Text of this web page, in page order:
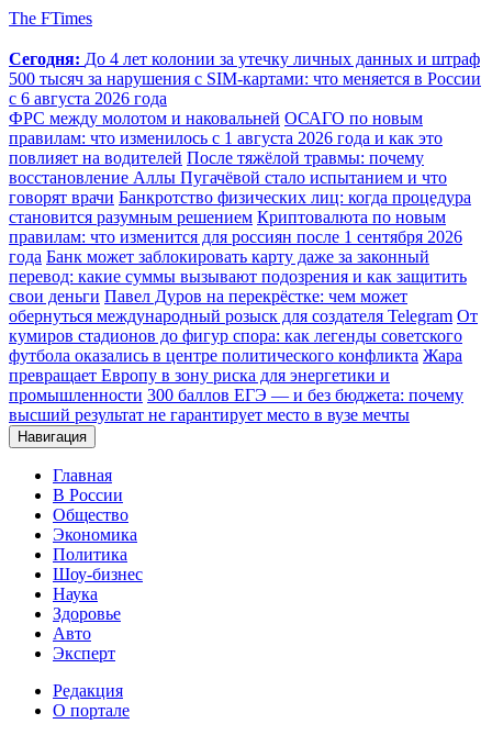
The FTimes
Сегодня: До 4 лет колонии за утечку личных данных и штраф
500 тысяч за нарушения с SIM-картами: что меняется в России
с 6 августа 2026 года
ФРС между молотом и наковальней ОСАГО по новым
правилам: что изменилось с 1 августа 2026 года и как это
повлияет на водителей После тяжёлой травмы: почему
восстановление Аллы Пугачёвой стало испытанием и что
говорят врачи Банкротство физических лиц: когда процедура
становится разумным решением Криптовалюта по новым
правилам: что изменится для россиян после 1 сентября 2026
года Банк может заблокировать карту даже за законный
перевод: какие суммы вызывают подозрения и как защитить
свои деньги Павел Дуров на перекрёстке: чем может
обернуться международный розыск для создателя Telegram От
кумиров стадионов до фигур спора: как легенды советского
футбола оказались в центре политического конфликта Жара
превращает Европу в зону риска для энергетики и
промышленности 300 баллов ЕГЭ — и без бюджета: почему
высший результат не гарантирует место в вузе мечты
Навигация
Главная
В России
Общество
Экономика
Политика
Шоу-бизнес
Наука
Здоровье
Авто
Эксперт
Редакция
О портале